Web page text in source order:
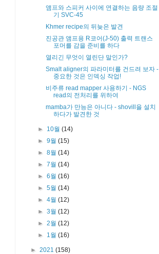
앰프와 스피커 사이에 연결하는 음량 조절
기 SVC-45
Khmer recipe의 뒤늦은 발견
진공관 앰프용 R코어(J-50) 출력 트랜스
포머를 감을 준비를 하다
열리긴 무엇이 열린단 말인가?
Smalt aligner의 파라미터를 건드려 보자 -
중요한 것은 인덱싱 작업!
비주류 read mapper 사용하기 - NGS
read의 전처리를 위하여
mamba가 만능은 아니다 - shovill을 설치
하다가 발견한 것
► 10월(14)
►9월(15)
►8월(14)
►7월(14)
►6월(16)
►5월(14)
►4월(12)
►3월(12)
►2월(12)
► 1월(16)
► 2021 (158)